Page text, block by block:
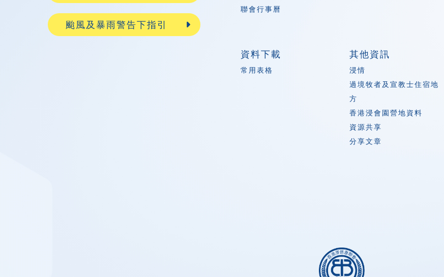
颱風及暴雨警告下指引
聯會行事曆
資料下載
常用表格
其他資訊
浸情
過境牧者及宣教士住宿地
方
香港浸會園營地資料
資源共享
分享文章